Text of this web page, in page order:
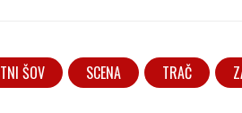
ŠOV SCENA TRAČ